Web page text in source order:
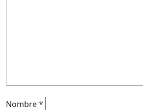
Nombre*